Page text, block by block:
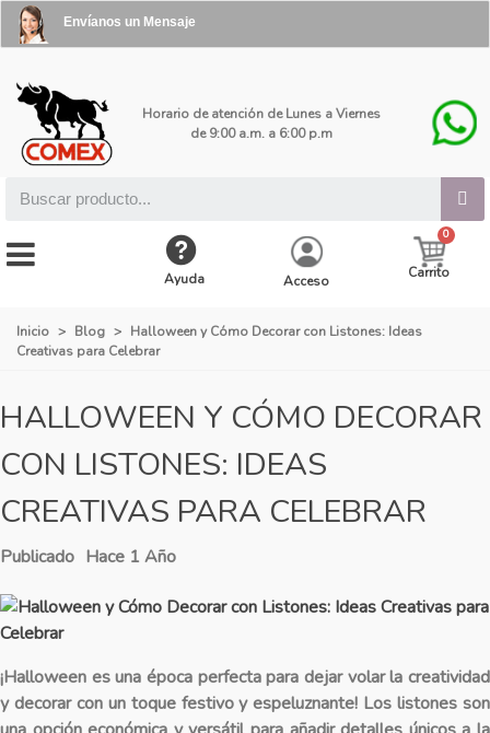
Envíanos un Mensaje
Horario de atención de Lunes a Viernes
de 9:00 a.m. a 6:00 p.m
Ayuda Acceso Carrito
Inicio > Blog > Halloween y Cómo Decorar con Listones: Ideas
Creativas para Celebrar
HALLOWEEN Y CÓMO DECORAR
CON LISTONES: IDEAS
CREATIVAS PARA CELEBRAR
Publicado Hace 1 Año
¡Halloween es una época perfecta para dejar volar la creatividad
y decorar con un toque festivo y espeluznante! Los listones son